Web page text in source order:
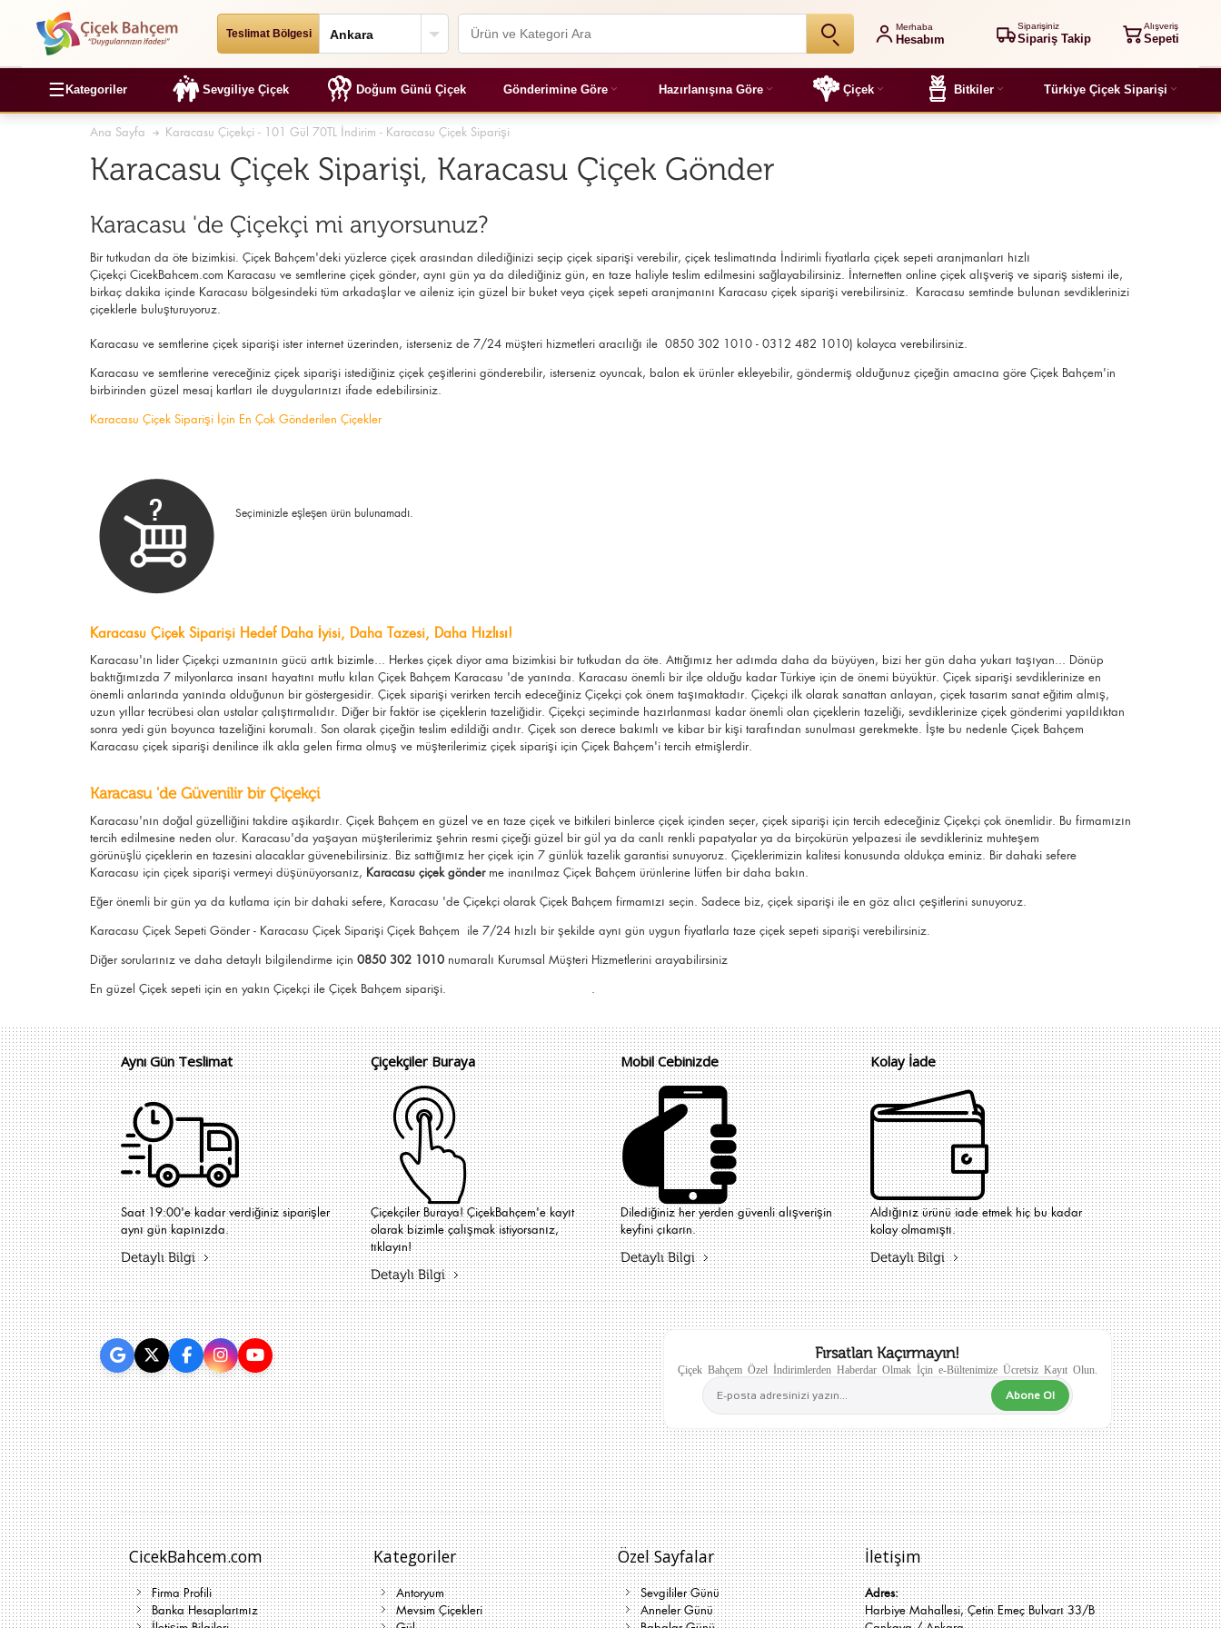
Teslimat Bölgesi
Merhaba
Hesabım
Siparişiniz
Sipariş Takip
Alışveriş
Sepeti
☰ Kategoriler Sevgiliye Çiçek Doğum Günü Çiçek Gönderimine Göre Hazırlanışına Göre Çiçek Bitkiler Türkiye Çiçek Siparişi
Ana Sayfa Karacasu Çiçekçi - 101 Gül 70TL İndirim - Karacasu Çiçek Siparişi
Karacasu Çiçek Siparişi, Karacasu Çiçek Gönder
Karacasu 'de Çiçekçi mi arıyorsunuz?
Bir tutkudan da öte bizimkisi. Çiçek Bahçem'deki yüzlerce çiçek arasından dilediğinizi seçip çiçek siparişi verebilir, çiçek teslimatında İndirimli fiyatlarla çiçek sepeti aranjmanları hızlı
Çiçekçi CicekBahcem.com Karacasu ve semtlerine çiçek gönder, aynı gün ya da dilediğiniz gün, en taze haliyle teslim edilmesini sağlayabilirsiniz. İnternetten online çiçek alışveriş ve sipariş sistemi ile,
birkaç dakika içinde Karacasu bölgesindeki tüm arkadaşlar ve aileniz için güzel bir buket veya çiçek sepeti aranjmanını Karacasu çiçek siparişi verebilirsiniz. Karacasu semtinde bulunan sevdiklerinizi
çiçeklerle buluşturuyoruz.
Karacasu ve semtlerine çiçek siparişi ister internet üzerinden, isterseniz de 7/24 müşteri hizmetleri aracılığı ile 0850 302 1010 - 0312 482 1010) kolayca verebilirsiniz.
Karacasu ve semtlerine vereceğiniz çiçek siparişi istediğiniz çiçek çeşitlerini gönderebilir, isterseniz oyuncak, balon ek ürünler ekleyebilir, göndermiş olduğunuz çiçeğin amacına göre Çiçek Bahçem'in
birbirinden güzel mesaj kartları ile duygularınızı ifade edebilirsiniz.
Karacasu Çiçek Siparişi İçin En Çok Gönderilen Çiçekler
Seçiminizle eşleşen ürün bulunamadı.
Karacasu Çiçek Siparişi Hedef Daha İyisi, Daha Tazesi, Daha Hızlısı!
Karacasu'ın lider Çiçekçi uzmanının gücü artık bizimle... Herkes çiçek diyor ama bizimkisi bir tutkudan da öte. Attığımız her adımda daha da büyüyen, bizi her gün daha yukarı taşıyan... Dönüp
baktığımızda 7 milyonlarca insanı hayatını mutlu kılan Çiçek Bahçem Karacasu 'de yanında. Karacasu önemli bir ilçe olduğu kadar Türkiye için de önemi büyüktür. Çiçek siparişi sevdiklerinize en
önemli anlarında yanında olduğunun bir göstergesidir. Çiçek siparişi verirken tercih edeceğiniz Çiçekçi çok önem taşımaktadır. Çiçekçi ilk olarak sanattan anlayan, çiçek tasarım sanat eğitim almış,
uzun yıllar tecrübesi olan ustalar çalıştırmalıdır. Diğer bir faktör ise çiçeklerin tazeliğidir. Çiçekçi seçiminde hazırlanması kadar önemli olan çiçeklerin tazeliği, sevdiklerinize çiçek gönderimi yapıldıktan
sonra yedi gün boyunca tazeliğini korumalı. Son olarak çiçeğin teslim edildiği andır. Çiçek son derece bakımlı ve kibar bir kişi tarafından sunulması gerekmekte. İşte bu nedenle Çiçek Bahçem
Karacasu çiçek siparişi denilince ilk akla gelen firma olmuş ve müşterilerimiz çiçek siparişi için Çiçek Bahçem'i tercih etmişlerdir.
Karacasu 'de Güvenilir bir Çiçekçi
Karacasu'nın doğal güzelliğini takdire aşikardır. Çiçek Bahçem en güzel ve en taze çiçek ve bitkileri binlerce çiçek içinden seçer, çiçek siparişi için tercih edeceğiniz Çiçekçi çok önemlidir. Bu firmamızın
tercih edilmesine neden olur. Karacasu'da yaşayan müşterilerimiz şehrin resmi çiçeği güzel bir gül ya da canlı renkli papatyalar ya da birçokürün yelpazesi ile sevdikleriniz muhteşem
görünüşlü çiçeklerin en tazesini alacaklar güvenebilirsiniz. Biz sattığımız her çiçek için 7 günlük tazelik garantisi sunuyoruz. Çiçeklerimizin kalitesi konusunda oldukça eminiz. Bir dahaki sefere
Karacasu için çiçek siparişi vermeyi düşünüyorsanız, Karacasu çiçek gönderme inanılmaz Çiçek Bahçem ürünlerine lütfen bir daha bakın.
Eğer önemli bir gün ya da kutlama için bir dahaki sefere, Karacasu 'de Çiçekçi olarak Çiçek Bahçem firmamızı seçin. Sadece biz, çiçek siparişi ile en göz alıcı çeşitlerini sunuyoruz.
Karacasu Çiçek Sepeti Gönder - Karacasu Çiçek Siparişi Çiçek Bahçem ile 7/24 hızlı bir şekilde aynı gün uygun fiyatlarla taze çiçek sepeti siparişi verebilirsiniz.
Diğer sorularınız ve daha detaylı bilgilendirme için 0850 302 1010 numaralı Kurumsal Müşteri Hizmetlerini arayabilirsiniz
En güzel Çiçek sepeti için en yakın Çiçekçi ile Çiçek Bahçem siparişi. .
Aynı Gün Teslimat
Saat 19:00'e kadar verdiğiniz siparişler
aynı gün kapınızda.
Detaylı Bilgi
Çiçekçiler Buraya
Çiçekçiler Buraya! ÇiçekBahçem'e kayıt
olarak bizimle çalışmak istiyorsanız,
tıklayın!
Detaylı Bilgi
Mobil Cebinizde
Dilediğiniz her yerden güvenli alışverişin
keyfini çıkarın.
Detaylı Bilgi
Kolay İade
Aldığınız ürünü iade etmek hiç bu kadar
kolay olmamıştı.
Detaylı Bilgi
Fırsatları Kaçırmayın!
Çiçek Bahçem Özel İndirimlerden Haberdar Olmak İçin e-Bültenimize Ücretsiz Kayıt Olun.
Abone Ol
CicekBahcem.com
Firma Profili
Banka Hesaplarımız
Kategoriler
Antoryum
Mevsim Çiçekleri
Özel Sayfalar
Sevgililer Günü
Anneler Günü
İletişim
Adres:
Harbiye Mahallesi, Çetin Emeç Bulvarı 33/B